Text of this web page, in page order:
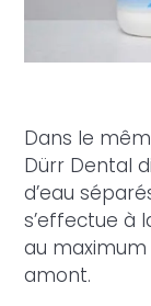
Dans le
Dürr Dental
d’eau
s’effectue à
au
amont.